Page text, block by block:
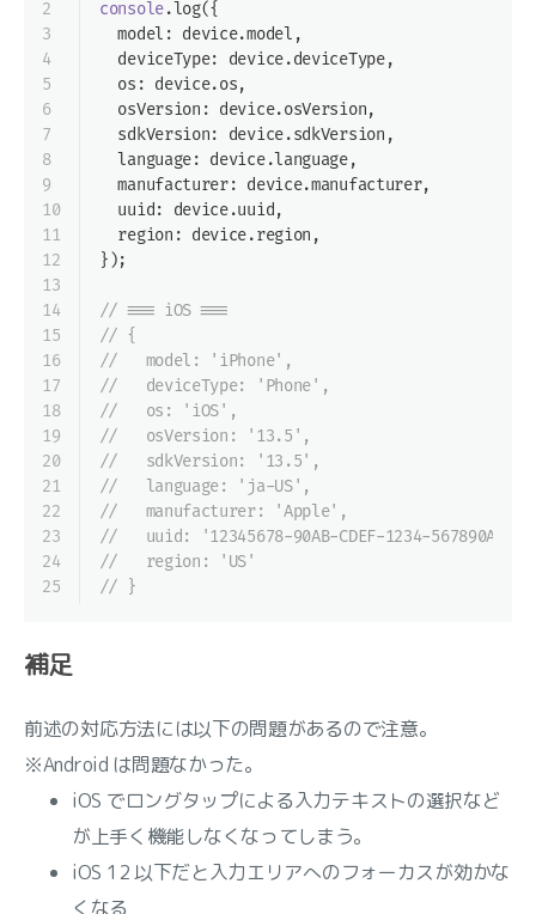
2
3
4
5
6
7
8
9
10
11
12
13
14
15
16
17
18
19
20
21
22
23
24
25
console.log({
  model: device.model,
  deviceType: device.deviceType,
  os: device.os,
  osVersion: device.osVersion,
  sdkVersion: device.sdkVersion,
  language: device.language,
  manufacturer: device.manufacturer,
  uuid: device.uuid,
  region: device.region,
});
// === iOS ===
// {
//   model: 'iPhone',
//   deviceType: 'Phone',
//   os: 'iOS',
//   osVersion: '13.5',
//   sdkVersion: '13.5',
//   language: 'ja-US',
//   manufacturer: 'Apple',
//   uuid: '12345678-90AB-CDEF-1234-
//   region: 'US'
// }
補足
前述の対応方法には以下の問題があるので注意。
※Android は問題なかった。
iOS でロングタップによる入力テキストの選択など
が上手く機能しなくなってしまう。
iOS 12 以下だと入力エリアへのフォーカスが効かな
くなる